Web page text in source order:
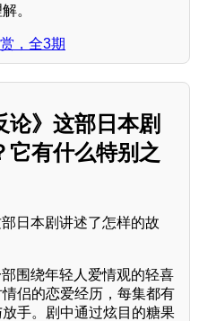
。
，全3期
论》这部日本剧
它有什么特别之
围绕年轻人爱情观的轻喜
侣的恋爱经历，每集都有
手。剧中通过炫目的糖果